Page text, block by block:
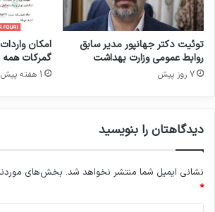
ش
ک
ی
د
ه‌
ه
ا
ی
ه
ا
ی
،
ص
توئیت دکتر جهانپور مدیر سابق
روابط عمومی وزارت بهداشت
7 روز پیش
امکان
گمرکات همه
1 هفته پیش
دیدگاهتان را بنویسید
نشانی ایمیل شما منتشر نخواهد شد. بخش‌های
*